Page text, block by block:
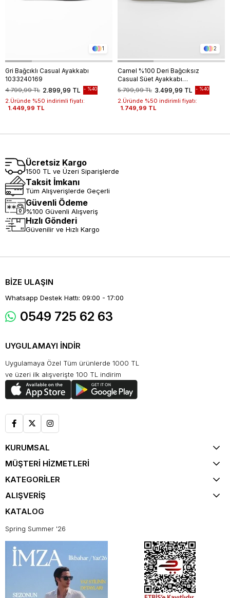
1
Gri Bağcıklı Casual Ayakkabı
1033240169
2.899,99 TL
4.799,99 TL %40
2.Üründe %50 indirimli fiyatı:
1.449,99 TL
2
Camel %100 Deri Bağcıksız
Casual Süet Ayakkabı
1033240166 3.499,99 TL
5.799,99 TL %40
2.Üründe %50 indirimli fiyatı:
1.749,99 TL
Ücretsiz Kargo
1500 TL ve Üzeri Siparişlerde
Taksit İmkanı
Tüm Alışverişlerde Geçerli
Güvenli Ödeme
%100 Güvenli Alışveriş
Hızlı Gönderi
Güvenilir ve Hızlı Kargo
BİZE ULAŞIN
Whatsapp Destek Hattı: 09:00 - 17:00
0549 725 62 63
UYGULAMAYI İNDİR
Uygulamaya Özel Tüm ürünlerde 1000 TL
ve üzeri ilk alışverişte 100 TL indirim
KURUMSAL
MÜŞTERİ HİZMETLERİ
KATEGORİLER
ALIŞVERİŞ
KATALOG
Spring Summer '26